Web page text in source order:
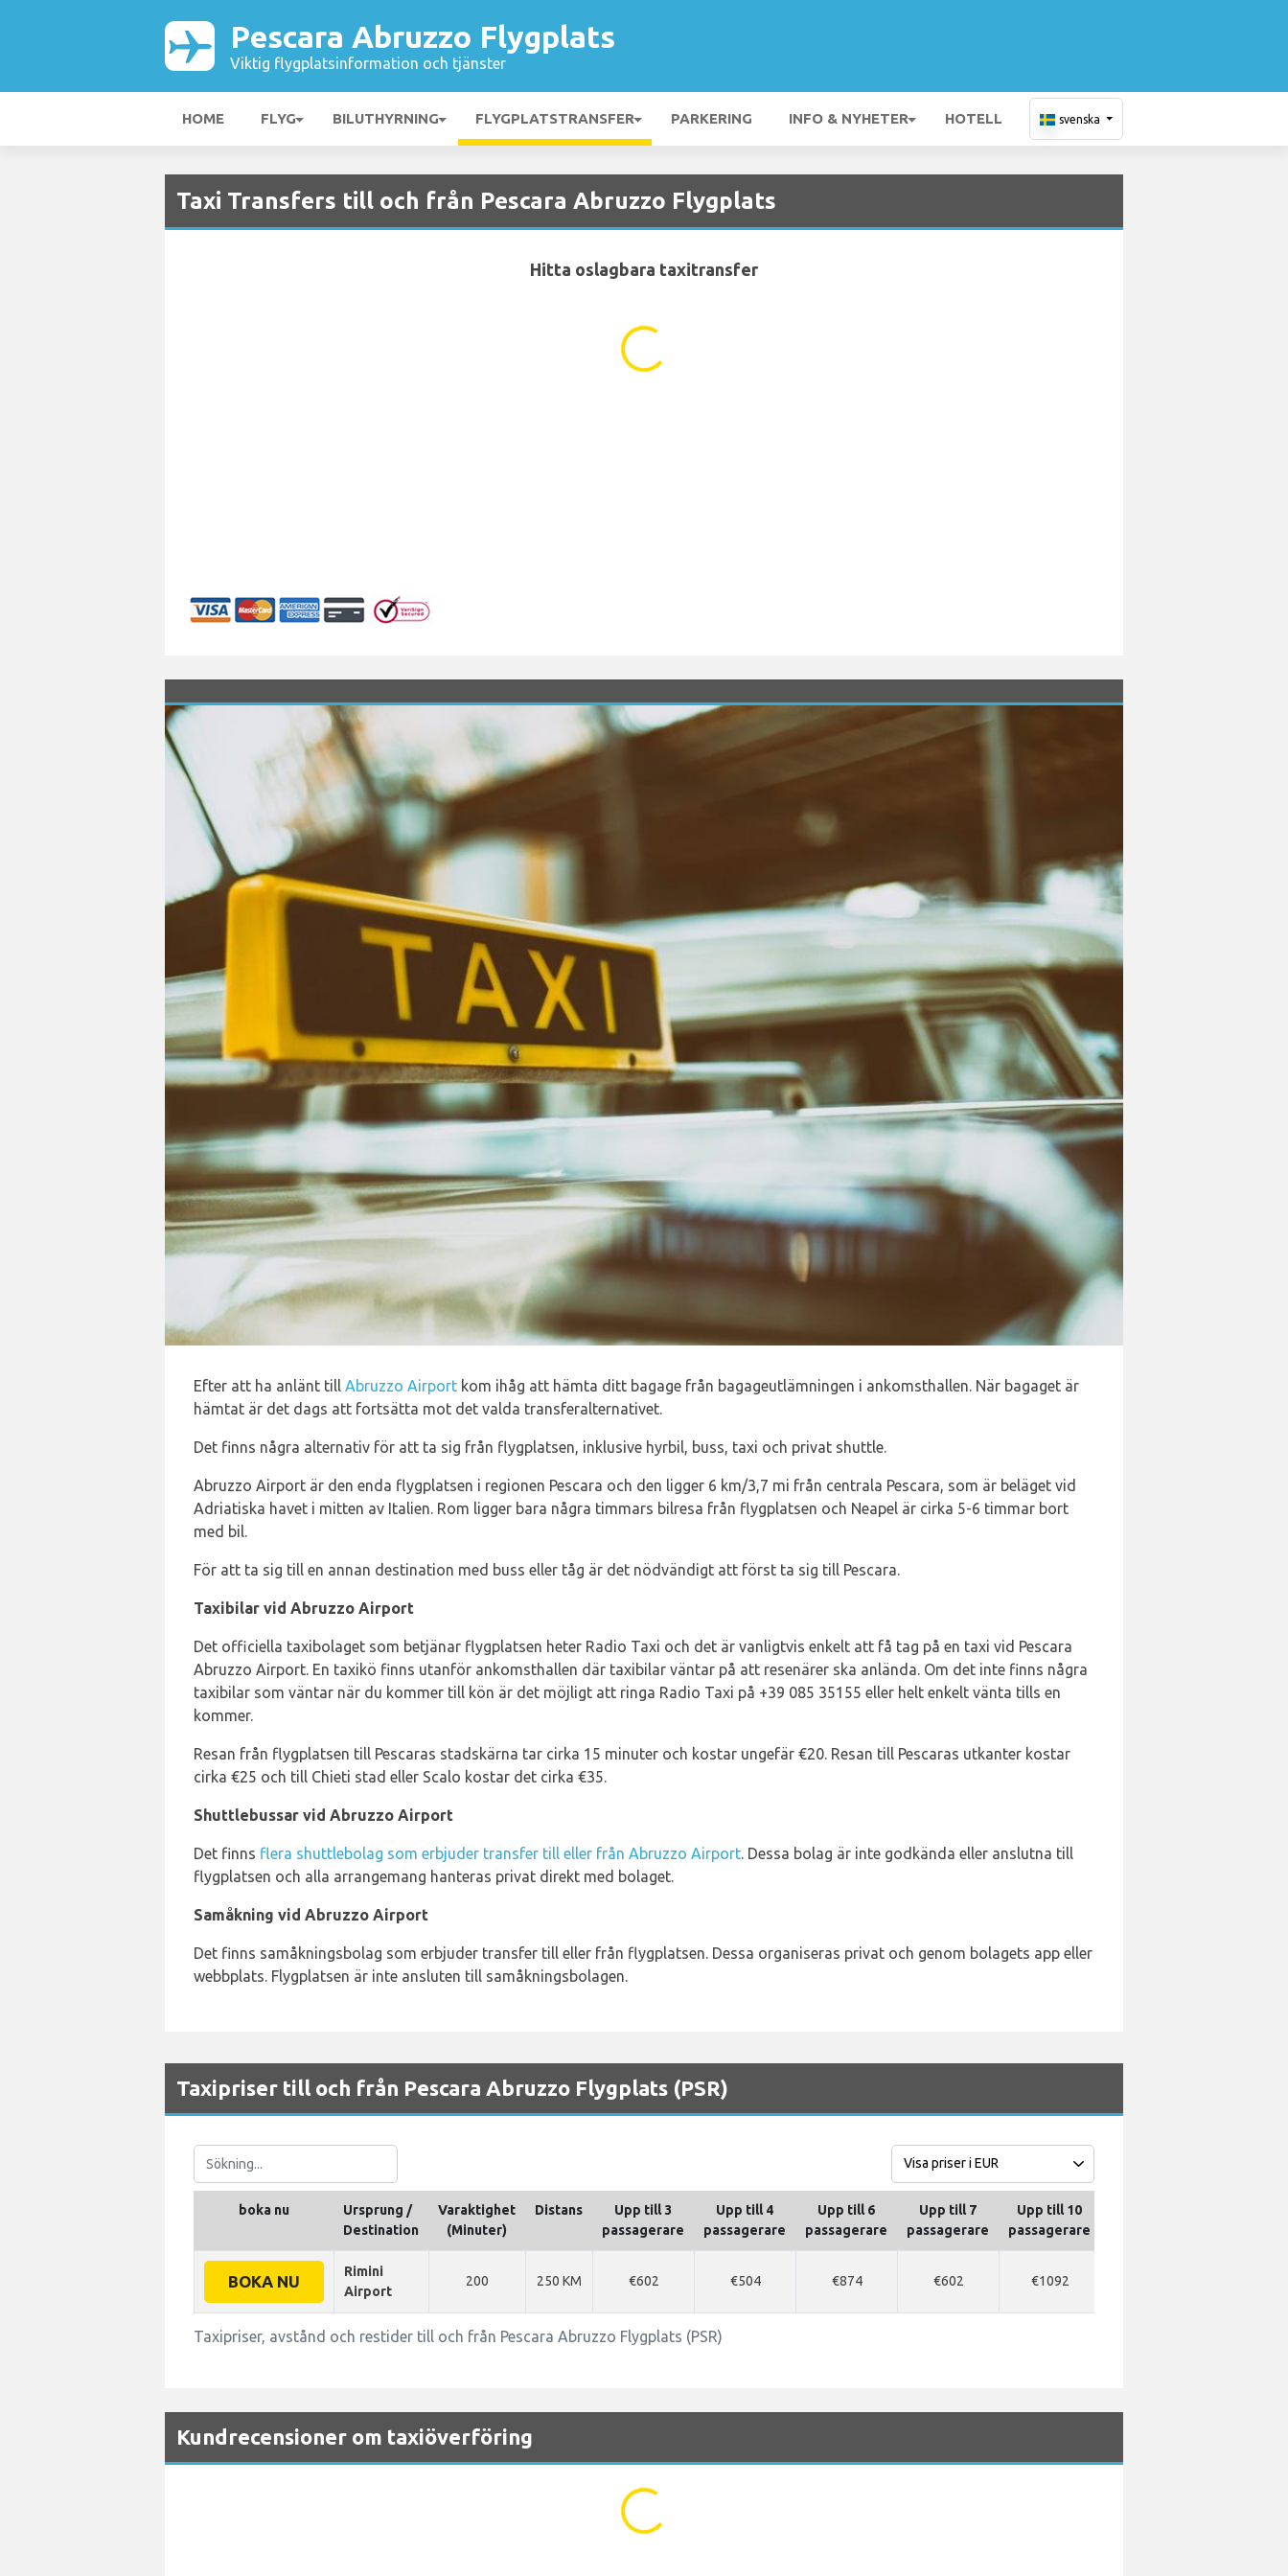
Pescara Abruzzo Flygplats
Viktig flygplatsinformation och tjänster
HOME FLYG BILUTHYRNING FLYGPLATSTRANSFER PARKERING INFO & NYHETER HOTELL svenska
Taxi Transfers till och från Pescara Abruzzo Flygplats
Hitta oslagbara taxitransfer
Efter att ha anlänt till Abruzzo Airport kom ihåg att hämta ditt bagage från bagageutlämningen i ankomsthallen. När bagaget är
hämtat är det dags att fortsätta mot det valda transferalternativet.
Det finns några alternativ för att ta sig från flygplatsen, inklusive hyrbil, buss, taxi och privat shuttle.
Abruzzo Airport är den enda flygplatsen i regionen Pescara och den ligger 6 km/3,7 mi från centrala Pescara, som är beläget vid
Adriatiska havet i mitten av Italien. Rom ligger bara några timmars bilresa från flygplatsen och Neapel är cirka 5-6 timmar bort
med bil.
För att ta sig till en annan destination med buss eller tåg är det nödvändigt att först ta sig till Pescara.
Taxibilar vid Abruzzo Airport
Det officiella taxibolaget som betjänar flygplatsen heter Radio Taxi och det är vanligtvis enkelt att få tag på en taxi vid Pescara
Abruzzo Airport. En taxikö finns utanför ankomsthallen där taxibilar väntar på att resenärer ska anlända. Om det inte finns några
taxibilar som väntar när du kommer till kön är det möjligt att ringa Radio Taxi på +39 085 35155 eller helt enkelt vänta tills en
kommer.
Resan från flygplatsen till Pescaras stadskärna tar cirka 15 minuter och kostar ungefär €20. Resan till Pescaras utkanter kostar
cirka €25 och till Chieti stad eller Scalo kostar det cirka €35.
Shuttlebussar vid Abruzzo Airport
Det finns flera shuttlebolag som erbjuder transfer till eller från Abruzzo Airport. Dessa bolag är inte godkända eller anslutna till
flygplatsen och alla arrangemang hanteras privat direkt med bolaget.
Samåkning vid Abruzzo Airport
Det finns samåkningsbolag som erbjuder transfer till eller från flygplatsen. Dessa organiseras privat och genom bolagets app eller
webbplats. Flygplatsen är inte ansluten till samåkningsbolagen.
Taxipriser till och från Pescara Abruzzo Flygplats (PSR)
boka nu
Ursprung /
Destination
Varaktighet
(Minuter)
Distans
Upp till 3
passagerare
Upp till 4
passagerare
Upp till 6
passagerare
Upp till 7
passagerare
Upp till 10
passagerare
BOKA NU
Rimini
Airport
200 250 KM €602 €504 €874 €602 €1092
Taxipriser, avstånd och restider till och från Pescara Abruzzo Flygplats (PSR)
Kundrecensioner om taxiöverföring